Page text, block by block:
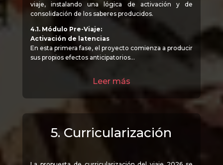
viaje, instalando una lógica de activación y de
consolidación de los saberes producidos.
4.1. Módulo Pre-Viaje:
Activación de latencias
En esta primera fase, el proyecto comienza a producir
sus propios efectos anticipatorios…
Leer más
5. Curricularización